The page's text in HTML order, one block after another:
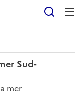
Sud-
mer